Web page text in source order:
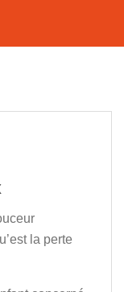
la perte